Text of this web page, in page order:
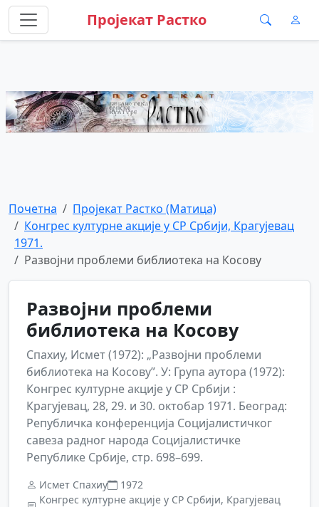
Пројекат Растко
Почетна
Пројекат Растко (Матица)
Конгрес културне акције у СР Србији, Крагујевац
1971.
Развојни проблеми библиотека на Косову
Развојни проблеми
библиотека на Косову
Спахиу, Исмет (1972): „Развојни проблеми
библиотека на Косову”. У: Група аутора (1972):
Конгрес културне акције у СР Србији :
Крагујевац, 28, 29. и 30. октобар 1971. Београд:
Републичка конференција Социјалистичког
савеза радног народа Социјалистичке
Републике Србије, стр. 698–699.
Исмет Спахиу
1972
Конгрес културне акције у СР Србији, Крагујевац